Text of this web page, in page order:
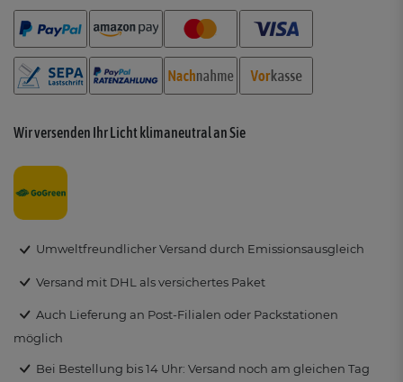
Wir versenden Ihr Licht klimaneutral an Sie
Umweltfreundlicher Versand durch Emissionsausgleich
Versand mit DHL als versichertes Paket
Auch Lieferung an Post-Filialen oder Packstationen
möglich
Bei Bestellung bis 14 Uhr: Versand noch am gleichen Tag